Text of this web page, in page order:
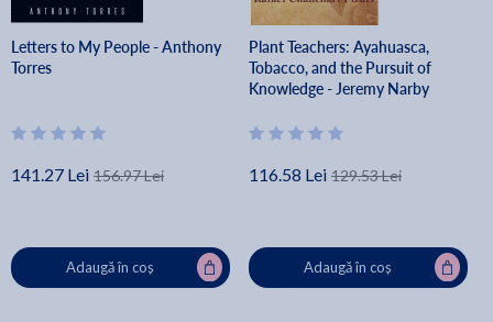
Letters to My People - Anthony
Torres
141.27 Lei 156.97 Lei
Adaugă în coș
Plant Teachers: Ayahuasca,
Tobacco, and the Pursuit of
Knowledge - Jeremy Narby
116.58 Lei 129.53 Lei
Adaugă în coș